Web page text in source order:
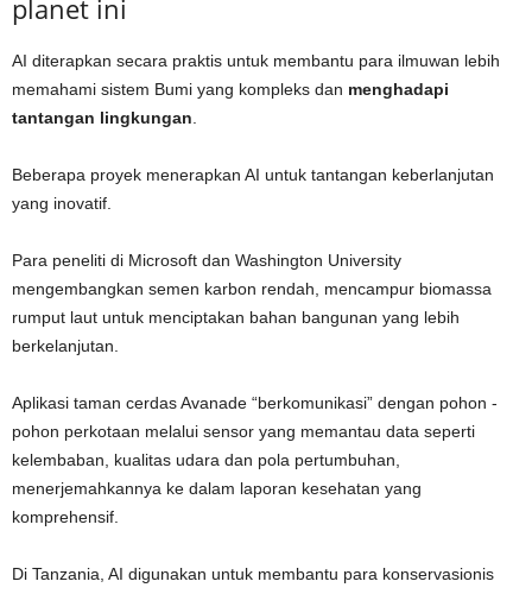
planet ini
AI diterapkan secara praktis untuk membantu para ilmuwan lebih
memahami sistem Bumi yang kompleks dan menghadapi
tantangan lingkungan
Beberapa proyek menerapkan AI untuk tantangan keberlanjutan
yang inovatif.
Para peneliti di Microsoft dan Washington University
mengembangkan semen karbon rendah, mencampur biomassa
rumput laut untuk menciptakan bahan bangunan yang lebih
berkelanjutan.
Aplikasi taman cerdas Avanade “berkomunikasi” dengan pohon -
pohon perkotaan melalui sensor yang memantau data seperti
kelembaban, kualitas udara dan pola pertumbuhan,
menerjemahkannya ke dalam laporan kesehatan yang
komprehensif.
Di Tanzania, AI digunakan untuk membantu para konservasionis